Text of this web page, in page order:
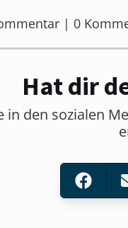
| 0
Hat dir
in den sozialen